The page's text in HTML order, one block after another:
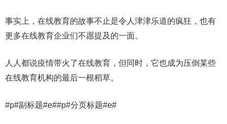
事实上，在线教育的故事不止是令人津津乐道的疯狂，也有
更多在线教育企业们不愿提及的一面。
人人都说疫情带火了在线教育，但同时，它也成为压倒某些
在线教育机构的最后一根稻草。
#p#副标题#e##p#分页标题#e#